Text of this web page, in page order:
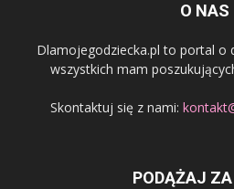
O NAS
Dlamojegodziecka.pl to portal o
wszystkich mam
Skontaktuj się z nami:
PODĄŻAJ